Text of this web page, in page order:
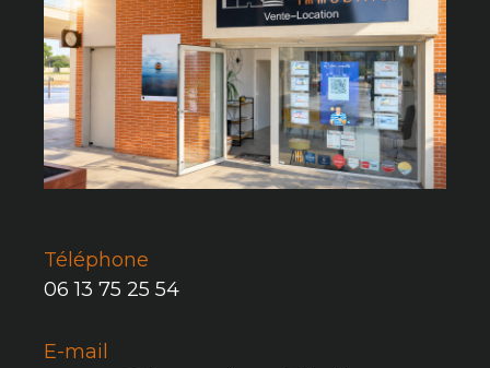
Téléphone
06 13 75 25 54
E-mail